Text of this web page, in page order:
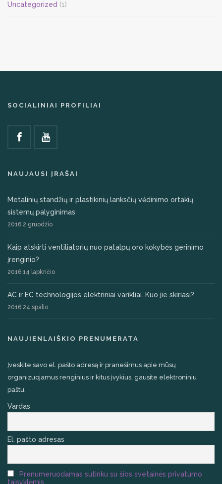
Uncategorized (1)
SOCIALINIAI PROFILIAI
NAUJAUSI ĮRAŠAI
Metalinių standžių ir plastikinių lanksčių vėdinimo ortakių
sistemų palyginimas
2016 2 gruodžio
Kaip atskirti ventiliatorių nuo patalpų oro kokybės gerinimo
įrenginio?
2016 14 lapkričio
AC ir EC technologijos elektriniai varikliai. Kuo jie skiriasi?
2016 24 spalio
NAUJIENLAIŠKIO PRENUMERATA
Įveskite savo el. pašto adresą ir pranešimus apie mūsų
organizuojamus renginius ir kitus įvykius, gausite elektroniniu
paštu.
Vardas
El. pašto adresas
Prenumeruodamas sutinku su šios svetainės privatumo
taisyklėmis